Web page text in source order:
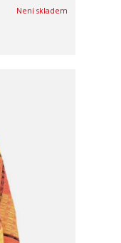
Není skladem